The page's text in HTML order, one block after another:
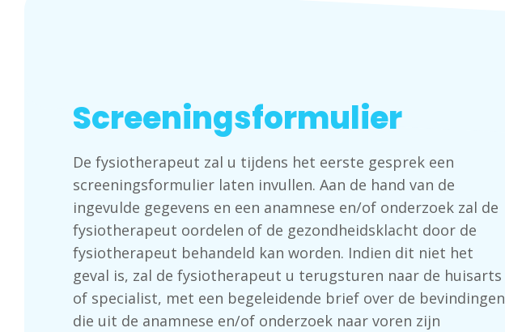
Screeningsformulier
De fysiotherapeut zal u tijdens het eerste gesprek een
screeningsformulier laten invullen. Aan de hand van de
ingevulde gegevens en een anamnese en/of onderzoek zal de
fysiotherapeut oordelen of de gezondheidsklacht door de
fysiotherapeut behandeld kan worden. Indien dit niet het
geval is, zal de fysiotherapeut u terugsturen naar de huisarts
of specialist, met een begeleidende brief over de bevindingen
die uit de anamnese en/of onderzoek naar voren zijn